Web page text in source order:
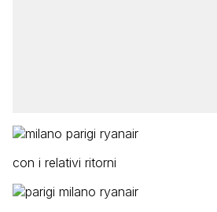
con i relativi ritorni